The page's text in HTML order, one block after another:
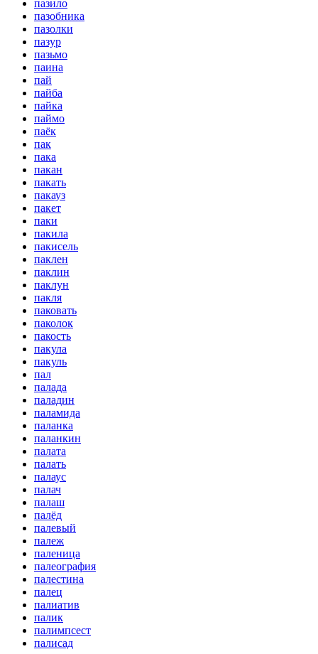
пазило
пазобника
пазолки
пазур
пазьмо
паина
пай
пайба
пайка
паймо
паёк
пак
пака
пакан
пакать
пакауз
пакет
паки
пакила
пакисель
паклен
паклин
паклун
пакля
паковать
паколок
пакость
пакула
пакуль
пал
палада
паладин
паламида
паланка
паланкин
палата
палать
палаус
палач
палаш
палёд
палевый
палеж
паленица
палеография
палестина
палец
палиатив
палик
палимпсест
палисад